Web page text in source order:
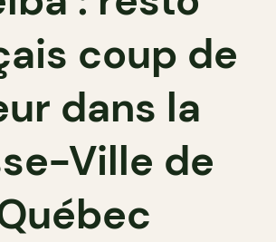
coup de
dans la
Ville de